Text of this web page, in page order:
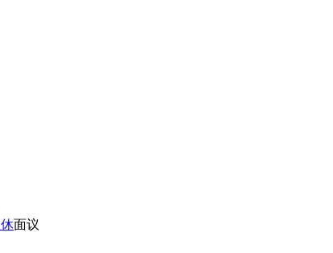
面议